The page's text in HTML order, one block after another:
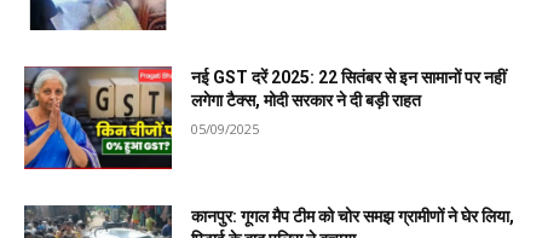
नई GST दरें 2025: 22 सितंबर से इन सामानों पर नहीं
लगेगा टैक्स, मोदी सरकार ने दी बड़ी राहत
05/09/2025
कानपुर: गूगल मैप टीम को चोर समझ ग्रामीणों ने घेर लिया,